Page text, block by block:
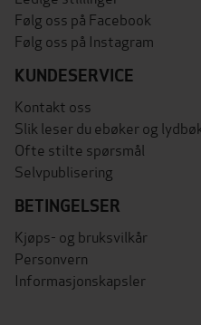
Følg oss på Facebook
Følg oss på Instagram
KUNDESERVICE
Kontakt oss
Slik leser du ebøker og
Ofte stilte spørsmål
Selvpublisering
BETINGELSER
Kjøps- og bruksvilkår
Personvern
Informasjonskapsler